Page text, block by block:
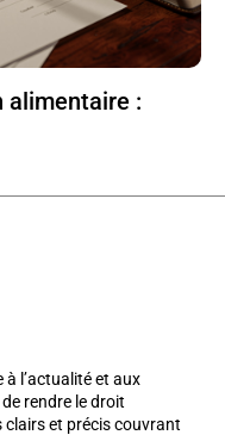
alimentaire :
l’actualité et aux
rendre le droit
clairs et précis couvrant